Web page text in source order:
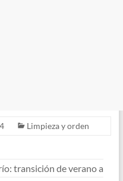
Limpieza y orden
transición de verano a